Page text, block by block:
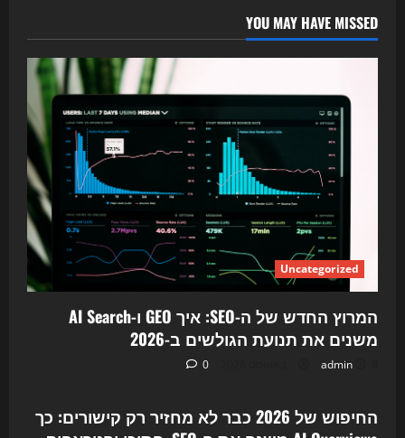
YOU MAY HAVE MISSED
Uncategorized
המרוץ החדש של ה-SEO: איך GEO ו-AI Search
משנים את תנועת הגולשים ב-2026
admin
0 Uncategorized
החיפוש של 2026 כבר לא מחזיר רק קישורים: כך